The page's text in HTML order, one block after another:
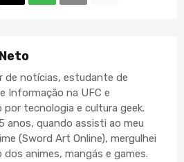
de notícias, estudante de
Informação na UFC e
por tecnologia e cultura geek.
anos, quando assisti ao meu
(Sword Art Online), mergulhei
dos animes, mangás e games.